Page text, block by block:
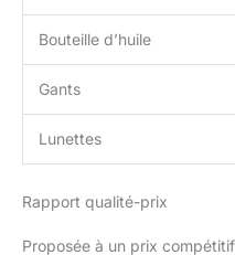
Bouteille d’huile
Gants
Lunettes
Rapport qualité-prix
Proposée à un prix